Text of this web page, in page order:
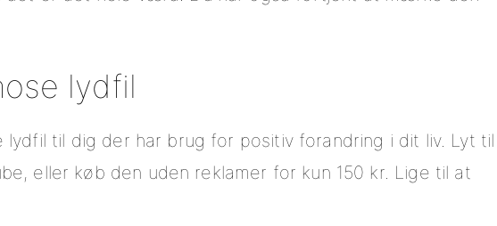
lydfil
lydfil til dig der har brug for positiv forandring i dit liv. Lyt til
eller køb den uden reklamer for kun 150 kr. Lige til at